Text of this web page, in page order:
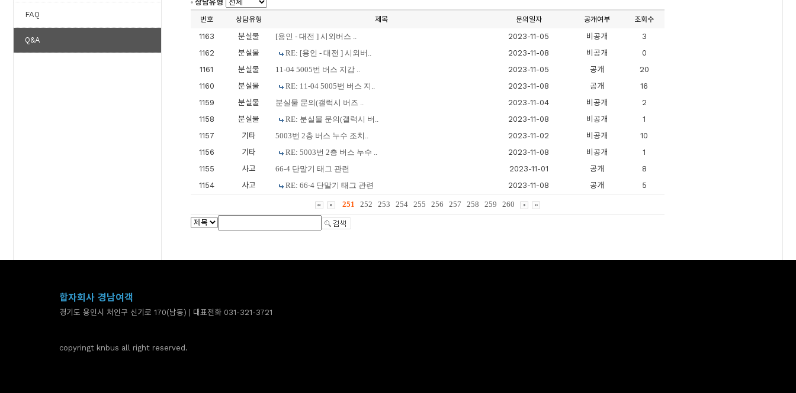
FAQ
Q&A
상담유형
번호 상담유형 제목 문의일자 공개여부 조회수
1163 분실물 [용인 - 대전 ] 시외버스 .. 2023-11-05 비공개
3
1162
분실물 RE: [용인 - 대전 ] 시외버.. 2023-11-08 비공개
0
1161
분실물 11-04 5005번 버스 지갑 .. 2023-11-05 공개
20
1160
분실물 RE: 11-04 5005번 버스 지.. 2023-11-08 공개
16
1159
분실물 분실물 문의(갤럭시 버즈 .. 2023-11-04 비공개
2
1158
분실물 RE: 분실물 문의(갤럭시 버.. 2023-11-08 비공개
1
1157
기타 5003번 2층 버스 누수 조치.. 2023-11-02 비공개
10
1156
기타 RE: 5003번 2층 버스 누수 .. 2023-11-08 비공개
1
1155
사고 66-4 단말기 태그 관련 2023-11-01 공개
8
1154
사고 RE: 66-4 단말기 태그 관련 2023-11-08 공개 5
251 252 253 254 255 256 257 258 259 260
합자회사 경남여객
경기도 용인시 처인구 신기로 170(남동) | 대표전화 031-321-3721
copyringt knbus all right reserved.